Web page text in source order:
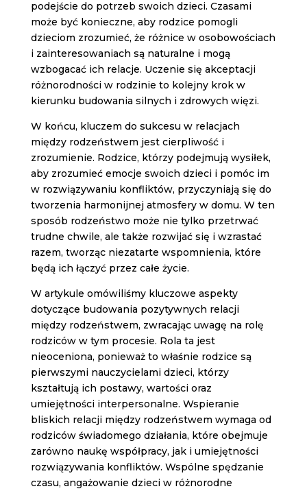
podejście do potrzeb swoich dzieci. Czasami
może być konieczne, aby rodzice pomogli
dzieciom zrozumieć, że różnice w osobowościach
i zainteresowaniach są naturalne i mogą
wzbogacać ich relacje. Uczenie się akceptacji
różnorodności w rodzinie to kolejny krok w
kierunku budowania silnych i zdrowych więzi.
W końcu, kluczem do sukcesu w relacjach
między rodzeństwem jest cierpliwość i
zrozumienie. Rodzice, którzy podejmują wysiłek,
aby zrozumieć emocje swoich dzieci i pomóc im
w rozwiązywaniu konfliktów, przyczyniają się do
tworzenia harmonijnej atmosfery w domu. W ten
sposób rodzeństwo może nie tylko przetrwać
trudne chwile, ale także rozwijać się i wzrastać
razem, tworząc niezatarte wspomnienia, które
będą ich łączyć przez całe życie.
W artykule omówiliśmy kluczowe aspekty
dotyczące budowania pozytywnych relacji
między rodzeństwem, zwracając uwagę na rolę
rodziców w tym procesie. Rola ta jest
nieoceniona, ponieważ to właśnie rodzice są
pierwszymi nauczycielami dzieci, którzy
kształtują ich postawy, wartości oraz
umiejętności interpersonalne. Wspieranie
bliskich relacji między rodzeństwem wymaga od
rodziców świadomego działania, które obejmuje
zarówno naukę współpracy, jak i umiejętności
rozwiązywania konfliktów. Wspólne spędzanie
czasu, angażowanie dzieci w różnorodne